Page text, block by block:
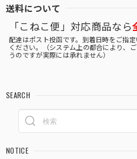
送料について
「こねこ便」対応商品なら
配達はポスト投函です。到着日時をご指
ください。（システム上の都合により、
うのですが実際には承れません）
SEARCH
NOTICE